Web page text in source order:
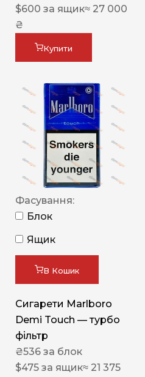
$600 за ящик≈ 27 000
₴
Купити
Фасування:
Блок
Ящик
В Кошик
Сигарети Marlboro
Demi Touch — турбо
фільтр
₴536 за блок
$475 за ящик≈ 21 375